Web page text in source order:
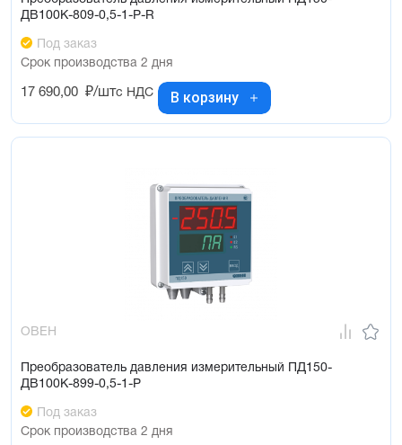
ДВ100К-809-0,5-1-Р-R
Под заказ
Срок производства 2 дня
17 690,00 ₽/штс НДС В корзину
ОВЕН
Преобразователь давления измерительный ПД150-
ДВ100К-899-0,5-1-Р
Под заказ
Срок производства 2 дня